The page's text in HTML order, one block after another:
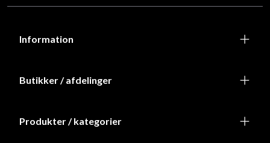
Information
Butikker / afdelinger
Produkter / kategorier